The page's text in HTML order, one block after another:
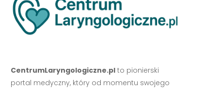
CentrumLaryngologiczne.plto pionierski
portal medyczny, który od momentu swojego